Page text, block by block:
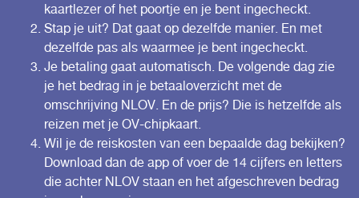
kaartlezer of het poortje en je bent ingecheckt.
Stap je uit? Dat gaat op dezelfde manier. En met
dezelfde pas als waarmee je bent ingecheckt.
Je betaling gaat automatisch. De volgende dag zie
je het bedrag in je betaaloverzicht met de
omschrijving NLOV. En de prijs? Die is hetzelfde als
reizen met je OV-chipkaart.
Wil je de reiskosten van een bepaalde dag bekijken?
Download dan de app of voer de 14 cijfers en letters
die achter NLOV staan en het afgeschreven bedrag